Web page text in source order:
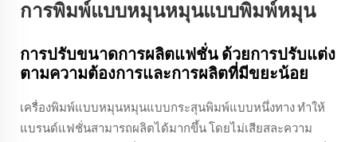
การพิมพ์แบบหมุนหมุนแบบพิมพ์หมุน
การปรับขนาดการผลิตแฟชั่น ด้วยการปรับแต่ง
ตามความต้องการและการผลิตที่มีขยะน้อย
เครื่องพิมพ์แบบหมุนหมุนแบบกระสุนพิมพ์แบบหนึ่งทาง ทําให้
แบรนด์แฟชั่นสามารถผลิตได้มากขึ้น โดยไม่เสียสละความ